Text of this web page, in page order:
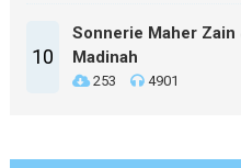
10
Sonnerie Maher
Madinah
253 4901